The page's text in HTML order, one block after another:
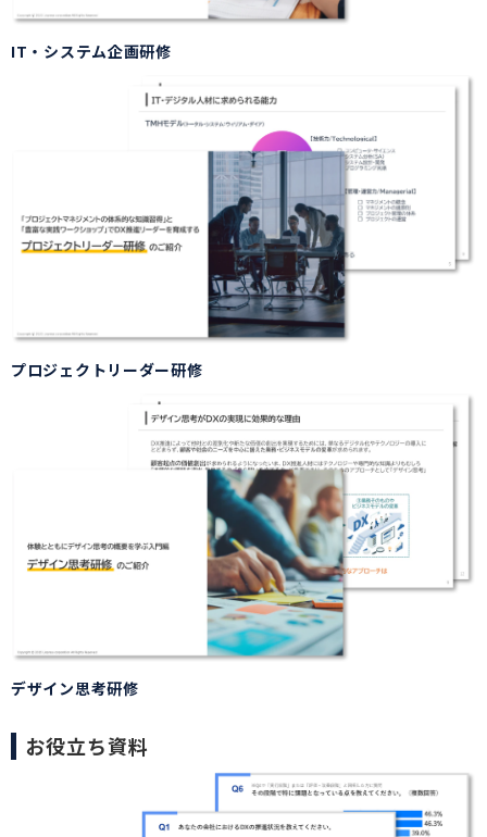
IT・システム企画研修
プロジェクトリーダー研修
デザイン思考研修
お役立ち資料